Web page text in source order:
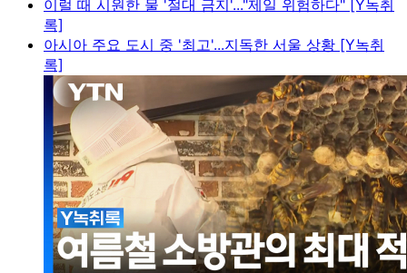
이럴 때 시원한 물 '절대 금지'..."제일 위험하다" [Y녹취
록]
아시아 주요 도시 중 '최고'...지독한 서울 상황 [Y녹취
록]